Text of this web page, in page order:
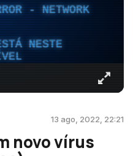
- NETWORK
NESTE
13 ago, 2022, 22:21
novo vírus